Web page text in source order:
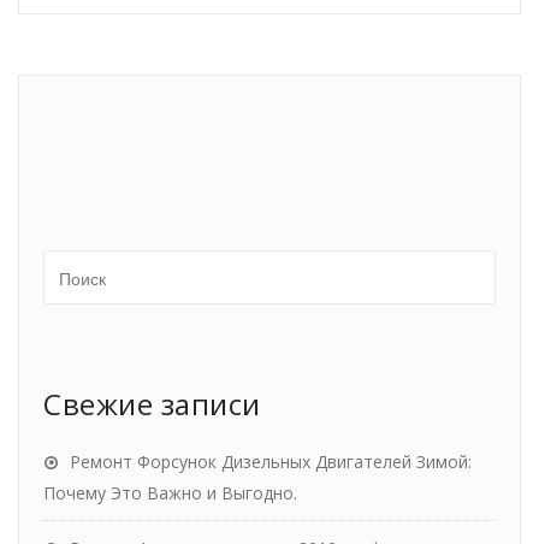
Свежие записи
Ремонт Форсунок Дизельных Двигателей Зимой:
Почему Это Важно и Выгодно.